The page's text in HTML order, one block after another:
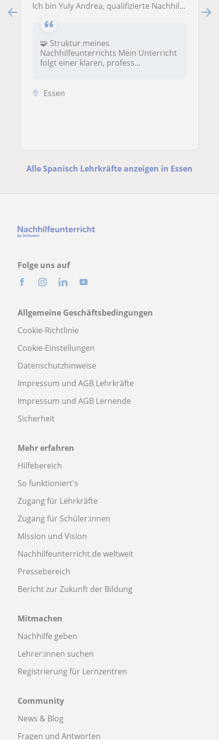
Ich bin Yuly Andrea, qualifizierte Nachhilfelehrerin mit Erfahrung in der individuellen Lernbegleitung von Kindern.
🧩 Struktur meines
Nachhilfeunterrichts Mein Unterricht
folgt einer klaren, profess...
Essen
Alle Spanisch Lehrkräfte anzeigen in Essen
Folge uns auf
Allgemeine Geschäftsbedingungen
Cookie-Richtlinie
Cookie-Einstellungen
Datenschutzhinweise
Impressum und AGB Lehrkräfte
Impressum und AGB Lernende
Sicherheit
Mehr erfahren
Hilfebereich
So funktioniert's
Zugang für Lehrkräfte
Zugang für Schüler:innen
Mission und Vision
Nachhilfeunterricht.de weltweit
Pressebereich
Bericht zur Zukunft der Bildung
Mitmachen
Nachhilfe geben
Lehrer:innen suchen
Registrierung für Lernzentren
Community
News & Blog
Fragen und Antworten